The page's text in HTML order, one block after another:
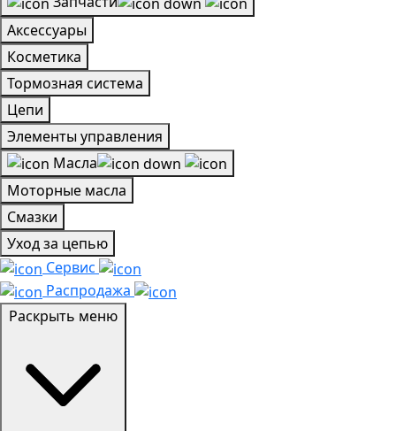
Аксессуары
Косметика
Тормозная система
Цепи
Элементы управления
Масла
Моторные масла
Смазки
Уход за цепью
Сервис
Распродажа